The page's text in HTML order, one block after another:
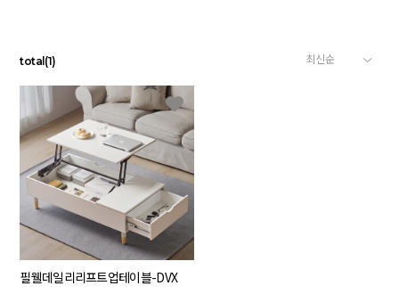
total (1)
필웰데일리리프트업테이블-DVX